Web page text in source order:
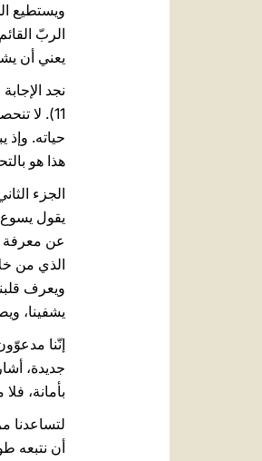
ويستطيع
يعني أن
11). لا
حياته.
هذا هو
الجزء
عن معرفة
الذي من
ويعرف
يشفينا،
إنّنا
جديدة،
بأمانة،
لتساعدنا
أن نتبعه